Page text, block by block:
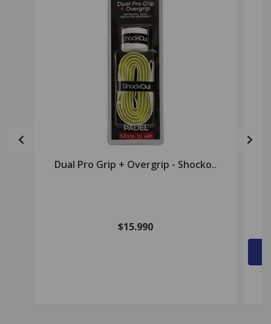
Dual Pro Grip + Overgrip - Shocko..
$15.990